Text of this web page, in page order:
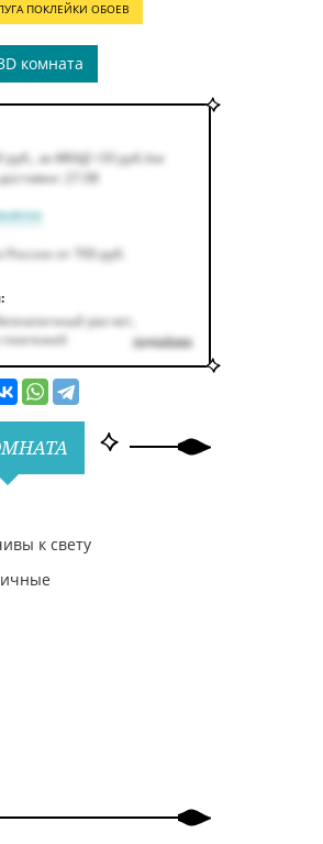
ПОКЛЕЙКИ ОБОЕВ
комната
руб. за МКАД +50руб. /км
27.08
России от 700 руб.
расчет,
платежей
подробнее
к свету